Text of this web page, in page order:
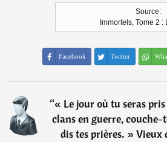
Source:
Immortels, Tome 2 :
Facebook Twitter
“« Le jour où tu seras
clans en guerre,
dis tes prières. » Vieux